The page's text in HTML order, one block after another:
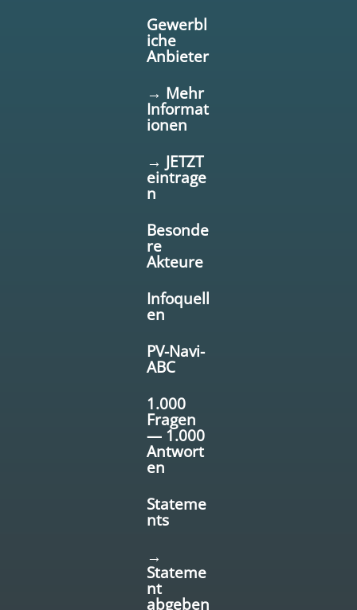
Gewerbl
iche
Anbieter
→ Mehr
Informat
ionen
→ JETZT
eintrage
n
Besonde
re
Akteure
Infoquell
en
PV-Navi-
ABC
1.000
Fragen
— 1.000
Antwort
en
Stateme
nts
→
Stateme
nt
abgeben